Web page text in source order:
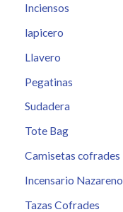
Inciensos
lapicero
Llavero
Pegatinas
Sudadera
Tote Bag
Camisetas cofrades
Incensario Nazareno
Tazas Cofrades